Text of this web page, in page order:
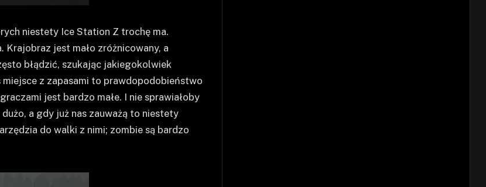
niestety Ice Station Z trochę ma.
jest mało zróżnicowany, a
błądzić, szukając jakiegokolwiek
z zapasami to prawdopodobieństwo
jest bardzo małe. I nie sprawiałoby
a gdy już nas zauważą to niestety
do walki z nimi; zombie są bardzo